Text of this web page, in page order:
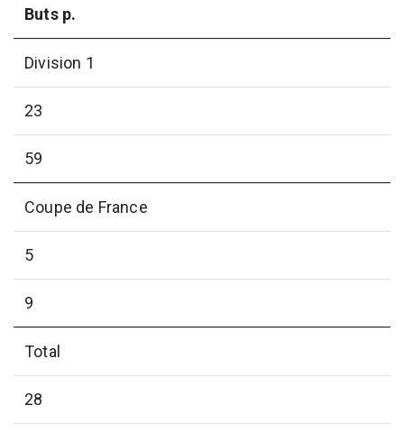
Buts p.
Division 1
23
59
Coupe de France
5
9
Total
28